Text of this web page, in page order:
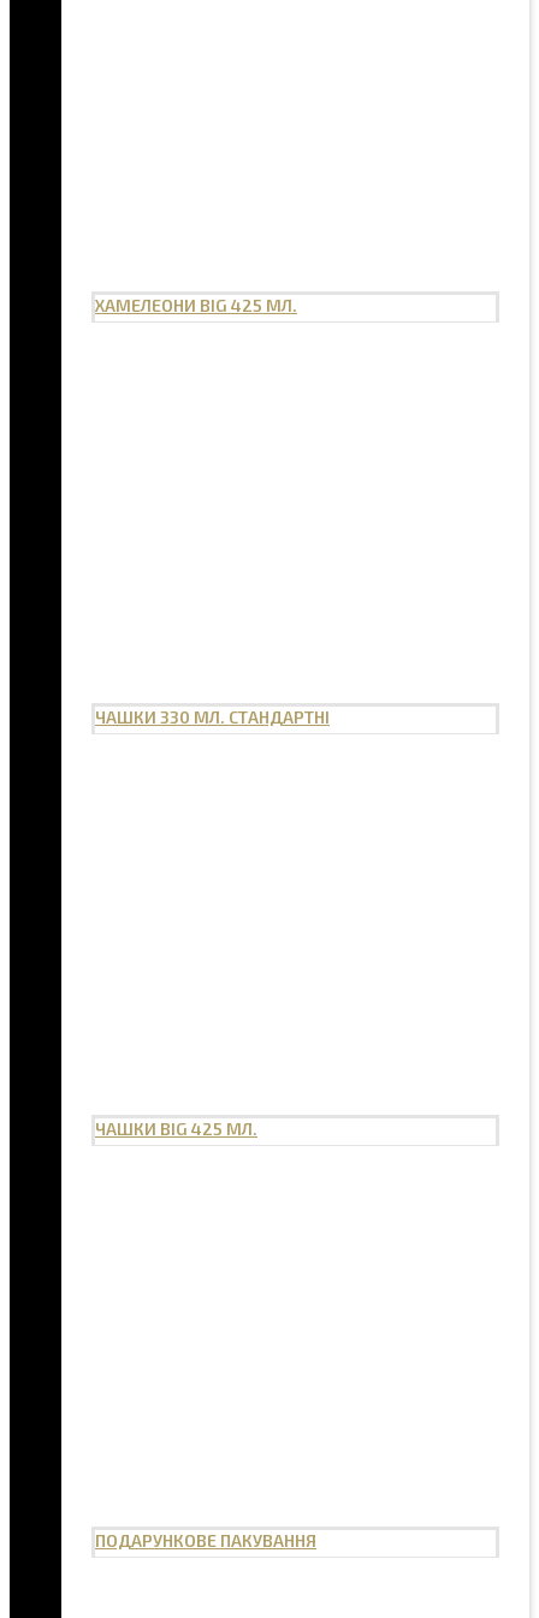
ХАМЕЛЕОНИ BIG 425 МЛ.
ЧАШКИ 330 МЛ. СТАНДАРТНІ
ЧАШКИ BIG 425 МЛ.
ПОДАРУНКОВЕ ПАКУВАННЯ